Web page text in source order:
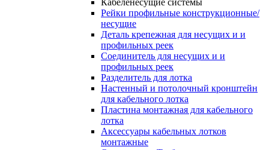
Кабеленесущие системы
Рейки профильные конструкционные/
несущие
Деталь крепежная для несущих и и
профильных реек
Соединитель для несущих и и
профильных реек
Разделитель для лотка
Настенный и потолочный кронштейн
для кабельного лотка
Пластина монтажная для кабельного
лотка
Аксессуары кабельных лотков
монтажные